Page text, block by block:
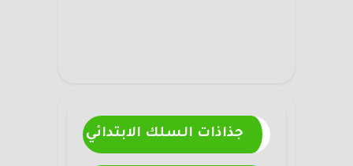
جذاذات السلك الابتدائي